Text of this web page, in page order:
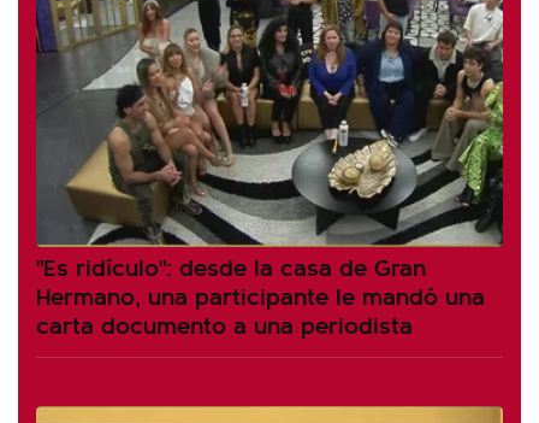
"Es ridículo": desde la casa de Gran
Hermano, una participante le mandó una
carta documento a una periodista